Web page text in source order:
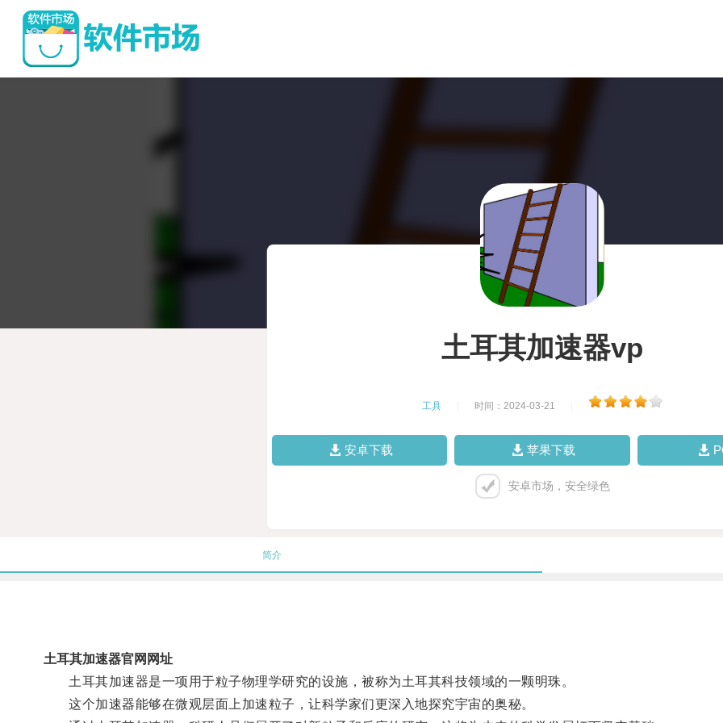
土耳其加速器vp
工具 时间：2024-03-21
安卓下载 苹果下载
安卓市场，安全绿色
简介
土耳其加速器官网网址
土耳其加速器是一项用于粒子物理学研究的设施，被称为土耳其科技领域的一颗明珠。
这个加速器能够在微观层面上加速粒子，让科学家们更深入地探究宇宙的奥秘。